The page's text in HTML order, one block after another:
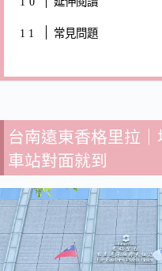
常見問題
台南遠東香格里拉
車站對面就到